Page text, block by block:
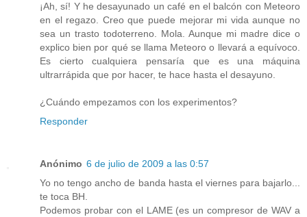
¡Ah, sí! Y he desayunado un café en el balcón con Meteoro
en el regazo. Creo que puede mejorar mi vida aunque no
sea un trasto todoterreno. Mola. Aunque mi madre dice o
explico bien por qué se llama Meteoro o llevará a equívoco.
Es cierto cualquiera pensaría que es una máquina
ultrarrápida que por hacer, te hace hasta el desayuno.
¿Cuándo empezamos con los experimentos?
Responder
Anónimo 6 de julio de 2009 a las 0:57
Yo no tengo ancho de banda hasta el viernes para bajarlo...
te toca BH.
Podemos probar con el LAME (es un compresor de WAV a